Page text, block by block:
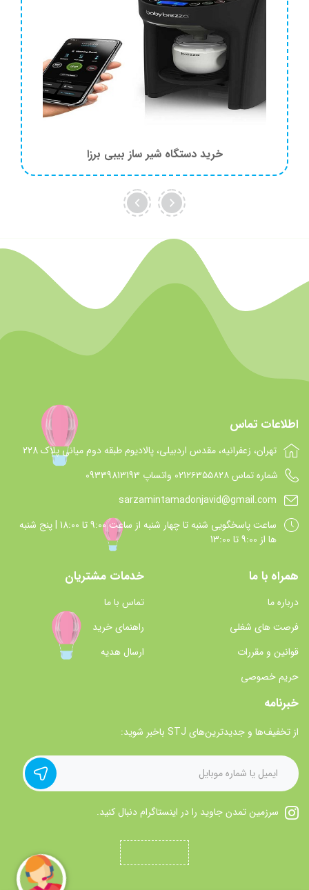
خرید دستگاه شیر ساز بیبی برزا
اطلاعات تماس
تهران، زعفرانیه، مقدس اردبیلی، پالادیوم طبقه دوم میانی پلاک 228
شماره تماس 021۲۶۳۵۵۸۲۸ واتساپ 09339813193
sarzamintamadonjavid@gmail.com
ساعت پاسخگويي شنبه تا چهار شنبه از ساعت 9:00 تا 18:00 | پنج شنبه
ها از 9:00 تا 13:00
همراه با ما
درباره ما
فرصت های شغلی
قوانین و مقررات
حریم خصوصی
خدمات مشتریان
تماس با ما
راهنمای خرید
ارسال هدیه
خبرنامه
از تخفیف‌ها و جدیدترین‌های STJ باخبر شوید:
سرزمین تمدن جاوید را در اینستاگرام دنبال کنید.